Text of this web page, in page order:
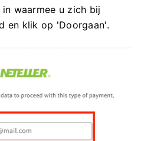
waarmee u zich bij
en klik op 'Doorgaan'.